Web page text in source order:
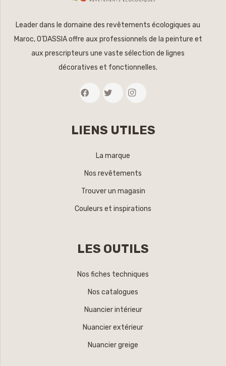
Leader dans le domaine des revêtements écologiques au
Maroc, O’DASSIA offre aux professionnels de la peinture et
aux prescripteurs une vaste sélection de lignes
décoratives et fonctionnelles.
LIENS UTILES
La marque
Nos revêtements
Trouver un magasin
Couleurs et inspirations
LES OUTILS
Nos fiches techniques
Nos catalogues
Nuancier intérieur
Nuancier extérieur
Nuancier greige